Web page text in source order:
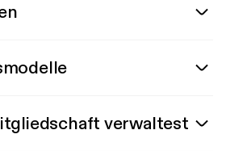
verwaltest